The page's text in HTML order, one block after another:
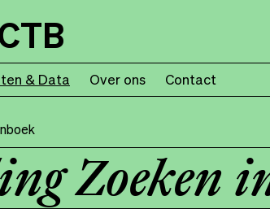
& Data Over ons Contact
Zoeken